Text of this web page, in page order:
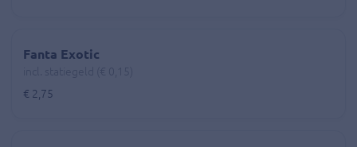
Fanta Exotic
€ 2,75